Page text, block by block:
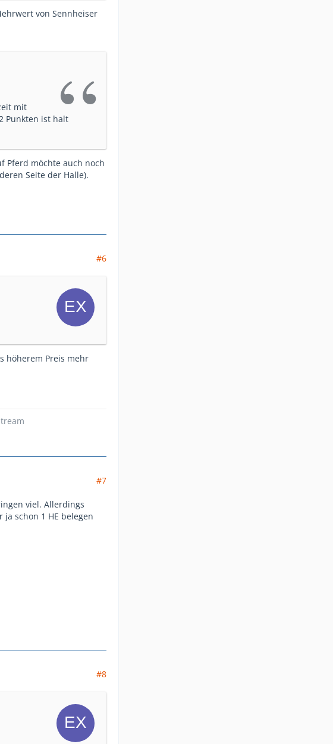
von Sennheiser
mit
Punkten ist halt
Pferd möchte auch noch
Seite der Halle).
#6
höherem Preis mehr
#7
viel. Allerdings
schon 1 HE belegen
#8